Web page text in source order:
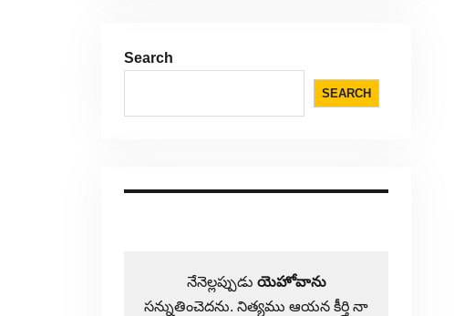
Search
SEARCH
నేనెల్లప్పుడు యెహోవాను
సన్నుతించెదను. నిత్యము ఆయన కీర్తి నా